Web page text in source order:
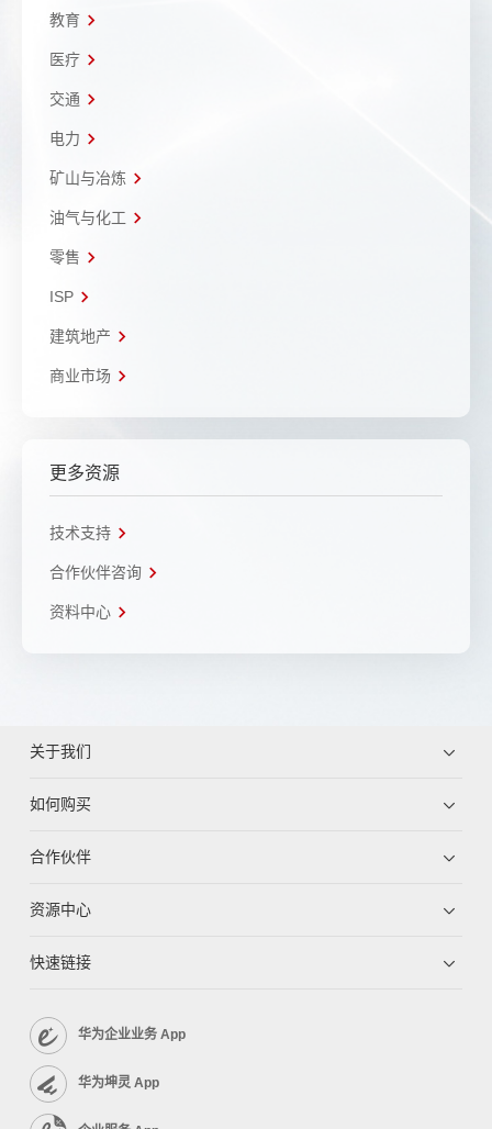
教育
医疗
交通
电力
矿山与冶炼
油气与化工
零售
ISP
建筑地产
商业市场
更多资源
技术支持
合作伙伴咨询
资料中心
关于我们
如何购买
合作伙伴
资源中心
快速链接
华为企业业务 App
华为坤灵 App